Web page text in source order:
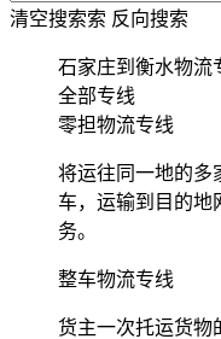
索 反向搜索
清空搜索
石家庄到衡水物流
全部专线
零担物流专线
将运往同一地的多
车，运输到目的地
务。
整车物流专线
货主一次托运货物